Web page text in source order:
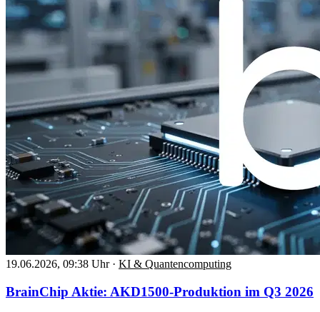
19.06.2026, 09:38 Uhr · KI & Quantencomputing
BrainChip Aktie: AKD1500-Produktion im Q3 2026